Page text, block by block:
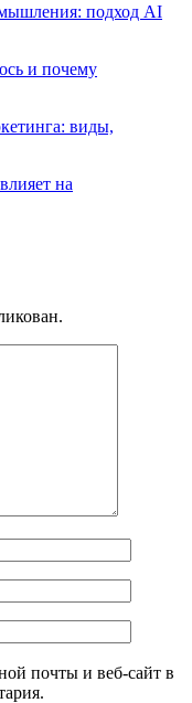
подход AI
и почему
виды,
на
почты и веб-сайт в